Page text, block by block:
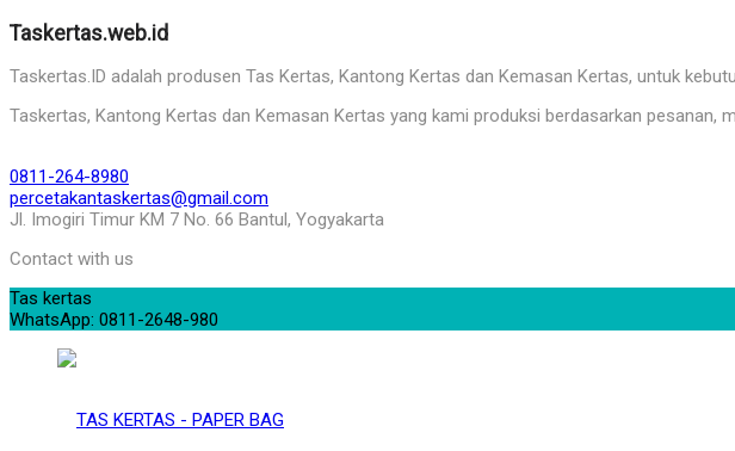
Taskertas.web.id
Taskertas.ID adalah produsen Tas Kertas, Kantong Kertas dan Kemasan Kertas, untuk
Taskertas, Kantong Kertas dan Kemasan Kertas yang kami produksi berdasarkan pesanan,
0811-264-8980
percetakantaskertas@gmail.com
Jl. Imogiri Timur KM 7 No. 66 Bantul, Yogyakarta
Contact with us
Tas kertas
WhatsApp: 0811-2648-980